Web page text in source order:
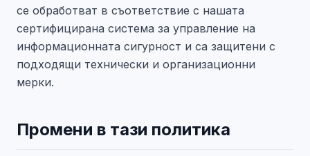
се обработват в съответствие с нашата
сертифицирана система за управление на
информационната сигурност и са защитени с
подходящи технически и организационни
мерки.
Промени в тази политика